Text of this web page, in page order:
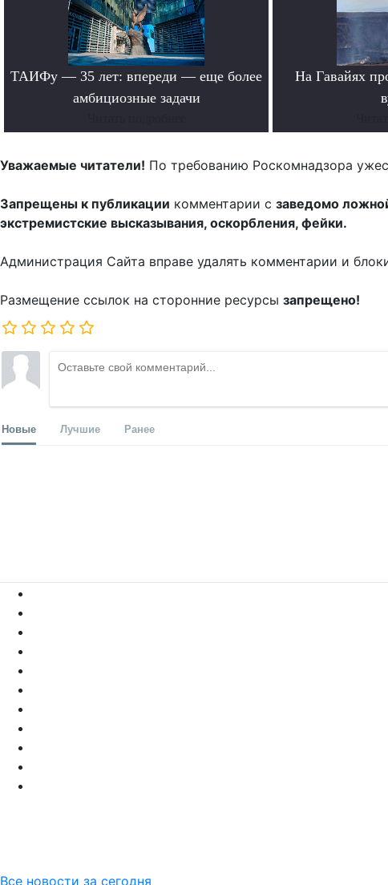
ТАИФу — 35 лет: впереди — еще более
амбициозные задачи
На Гавайях
Уважаемые читатели! По требованию Роскомнадзора
Запрещены к публикации комментарии с заведомо
экстремистские высказывания, оскорбления, фейки.
Администрация Сайта вправе удалять комментарии и
Размещение ссылок на сторонние ресурсы запрещено!
Новые Лучшие Ранее
Все новости за сегодня